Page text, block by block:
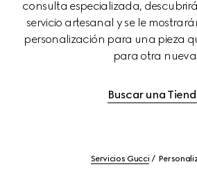
consulta especializada,
servicio artesanal y se le
personalización para una pieza
para otra nueva.
Buscar una
Servicios Gucci